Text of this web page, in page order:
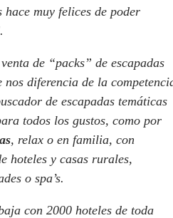
muy felices de poder
de “packs” de escapadas
diferencia de la
de escapadas temáticas
todos los gustos, como por
, relax o en familia, con
hoteles y casas rurales,
o spa’s.
con 2000 hoteles de toda